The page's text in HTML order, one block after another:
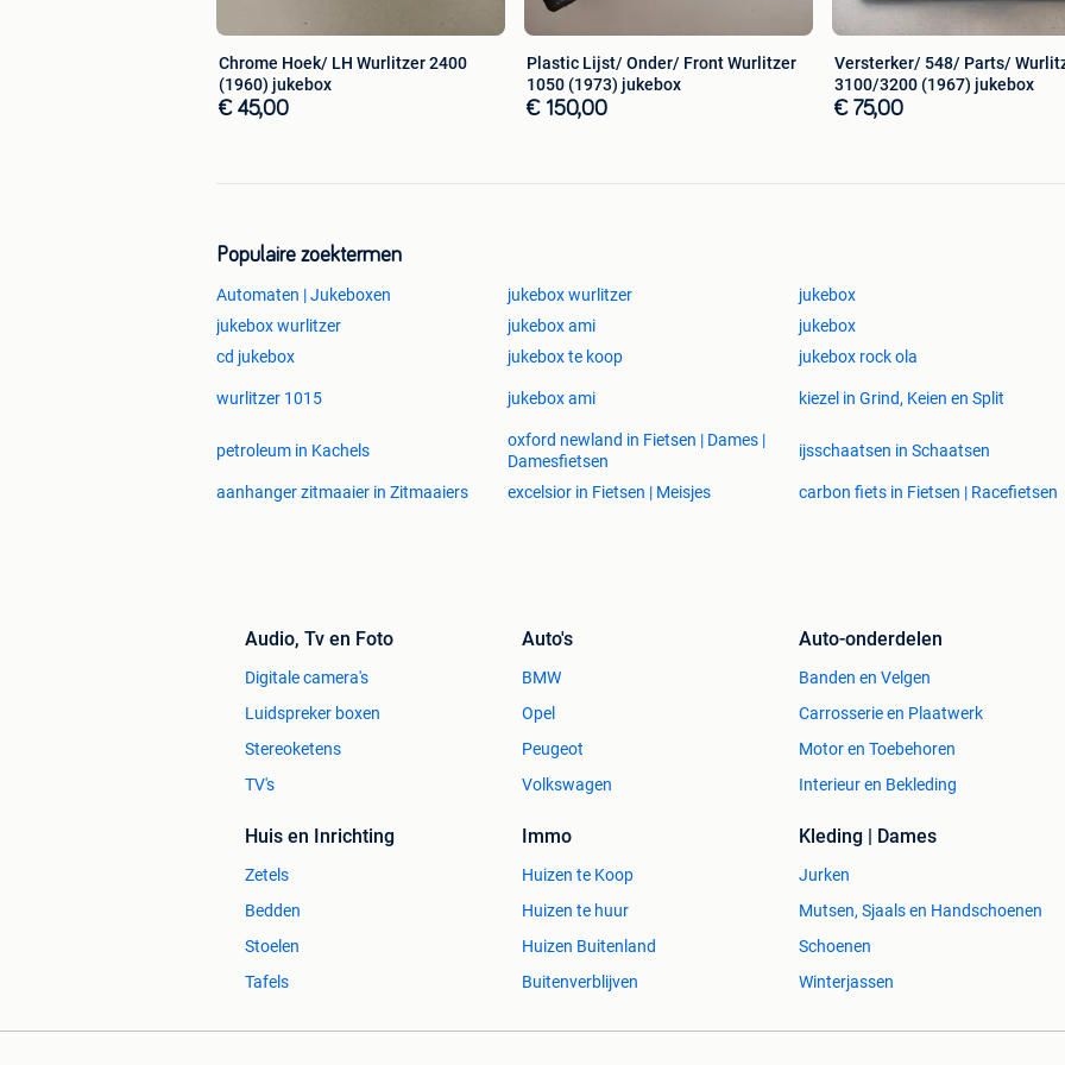
Chrome Hoek/ LH Wurlitzer 2400
(1960) jukebox
€ 45,00
Plastic Lijst/ Onder/ Front Wurlitzer
1050 (1973) jukebox
€ 150,00
Versterker/ 548/ Parts/
3100/3200 (1967) jukebox
€ 75,00
Populaire zoektermen
Automaten | Jukeboxen jukebox wurlitzer
jukebox
jukebox wurlitzer
jukebox ami
jukebox
cd jukebox
jukebox te koop jukebox rock ola
wurlitzer 1015 jukebox ami kiezel in Grind, Keien en Split
petroleum in Kachels
oxford newland in Fietsen | Dames |
Damesfietsen
ijsschaatsen in Schaatsen
aanhanger zitmaaier in Zitmaaiers excelsior in Fietsen | Meisjes carbon fiets in Fietsen | Racefietsen
Audio, Tv en Foto
Digitale camera's
Luidspreker boxen
Stereoketens
TV's
Auto's
BMW
Opel
Peugeot
Volkswagen
Auto-onderdelen
Banden en Velgen
Carrosserie en Plaatwerk
Motor en Toebehoren
Interieur en Bekleding
Huis en Inrichting
Zetels
Bedden
Stoelen
Tafels
Immo
Huizen te Koop
Huizen te huur
Huizen Buitenland
Buitenverblijven
Kleding | Dames
Jurken
Mutsen, Sjaals en Handschoenen
Schoenen
Winterjassen